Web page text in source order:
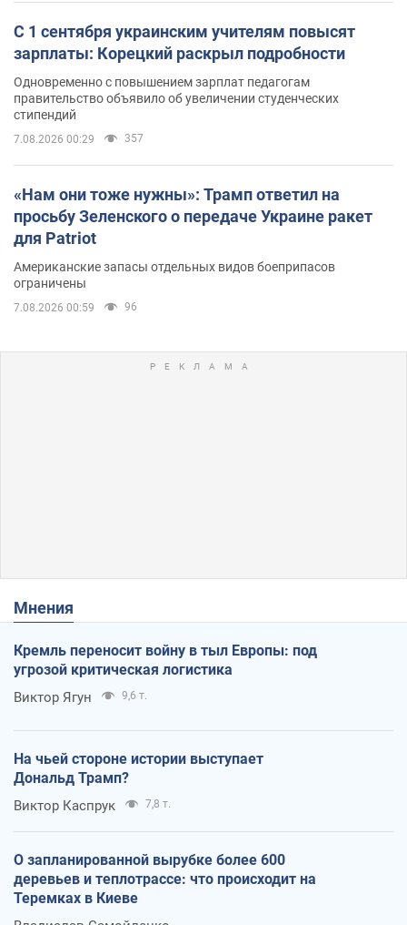
С 1 сентября украинским учителям повысят
зарплаты: Корецкий раскрыл подробности
Одновременно с повышением зарплат педагогам
правительство объявило об увеличении студенческих
стипендий
7.08.2026 00:29 357
«Нам они тоже нужны»: Трамп ответил на
просьбу Зеленского о передаче Украине ракет
для Patriot
Американские запасы отдельных видов боеприпасов
ограничены
7.08.2026 00:59 96
Мнения
Кремль переносит войну в тыл Европы: под
угрозой критическая логистика
Виктор Ягун 9,6 т.
На чьей стороне истории выступает
Дональд Трамп?
Виктор Каспрук 7,8 т.
О запланированной вырубке более 600
деревьев и теплотрассе: что происходит на
Теремках в Киеве